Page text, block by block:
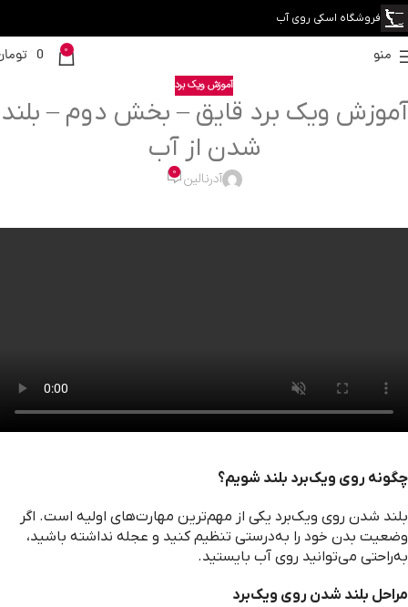
فروشگاه اسکی روی آب
منو 0
0
آموزش ویک برد
آموزش ویک برد قایق – بخش دوم – بلند
شدن از آب
آدرنالین 0
چگونه روی ویک‌برد بلند شویم؟
بلند شدن روی ویک‌برد یکی از مهم‌ترین مهارت‌های اولیه است. اگر
وضعیت بدن خود را به‌درستی تنظیم کنید و عجله نداشته باشید،
به‌راحتی می‌توانید روی آب بایستید.
مراحل بلند شدن روی ویک‌برد